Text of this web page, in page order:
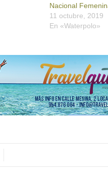
Nacional
11 octubre, 2019
En «Waterpolo»